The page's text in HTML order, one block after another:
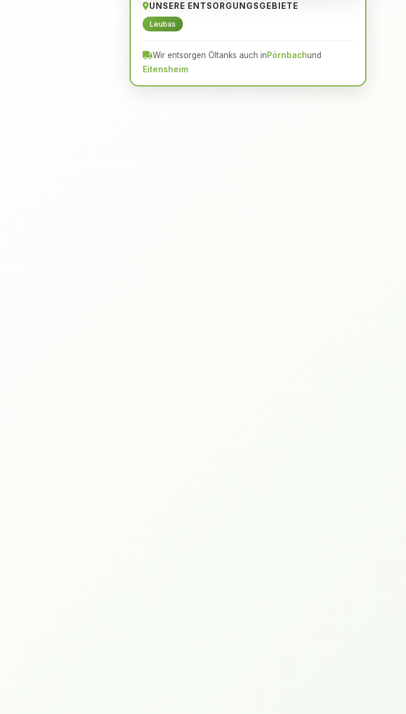
UNSERE ENTSORGUNGSGEBIETE
Leubas
Wir entsorgen Öltanks auch inPörnbachund
Eitensheim